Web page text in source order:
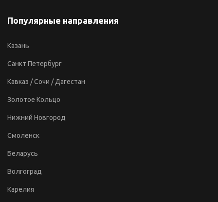
Популярные направления
Казань
Санкт Петербург
Кавказ / Сочи / Дагестан
Золотое Кольцо
Нижний Новгород
Смоленск
Беларусь
Волгоград
Карелия